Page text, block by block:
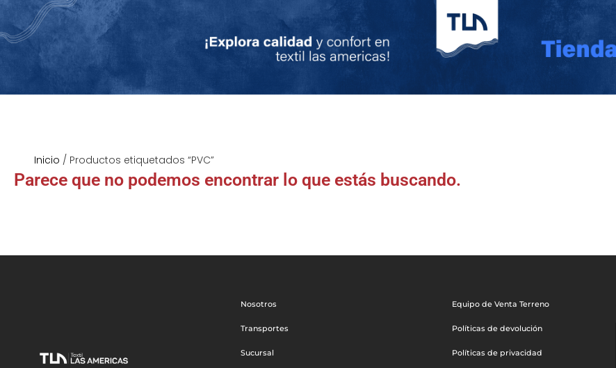
Inicio / Productos etiquetados “PVC”
Parece que no podemos encontrar lo que estás buscando.
Nosotros
Transportes
Sucursal
Equipo de Venta Terreno
Políticas de devolución
Políticas de privacidad